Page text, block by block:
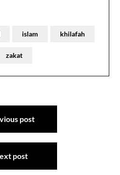
islam khilafah
zakat
post
post